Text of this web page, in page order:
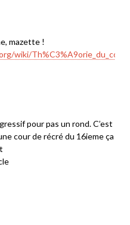
mazette !
wiki/
pour pas un rond. C’est
cour de récré du 16ieme ça